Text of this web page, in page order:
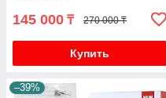
145 000 ₸ 270 000 ₸
Купить
–39%